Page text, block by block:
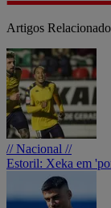
Artigos
// Nacional //
Estoril: Xeka em